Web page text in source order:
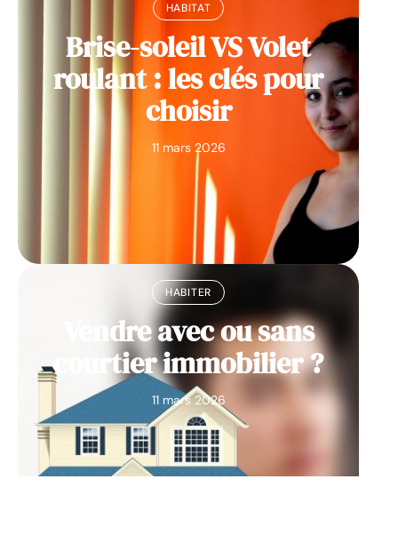
HABITAT
Brise-soleil VS Volet
roulant : les clés pour
choisir
11 mars 2026
HABITER
Vendre avec ou sans
courtier immobilier ?
11 mars 2026